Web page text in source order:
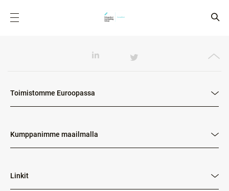
Toimistomme Euroopassa
Kumppanimme maailmalla
Linkit